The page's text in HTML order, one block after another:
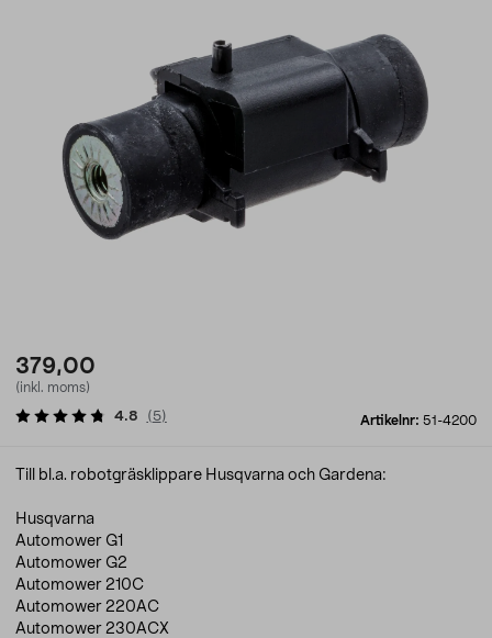
379,00
(inkl. moms)
Artikelnr: 51-4200
4.8 ( 5)
Till bl.a. robotgräsklippare Husqvarna och Gardena:
Husqvarna
Automower G1
Automower G2
Automower 210C
Automower 220AC
Automower 230ACX